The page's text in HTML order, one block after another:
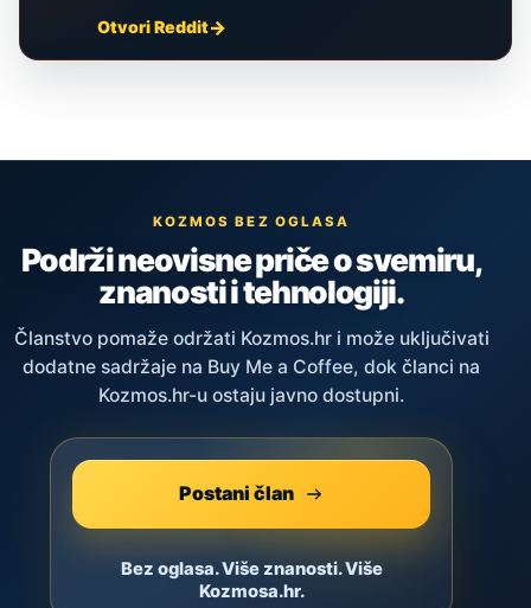
Otvori Reddit
KOZMOS BEZ OGLASA
Podrži neovisne priče o svemiru,
znanosti i tehnologiji.
Članstvo pomaže održati Kozmos.hr i može uključivati
dodatne sadržaje na Buy Me a Coffee, dok članci na
Kozmos.hr-u ostaju javno dostupni.
Postani član
Bez oglasa. Više znanosti. Više
Kozmosa.hr.